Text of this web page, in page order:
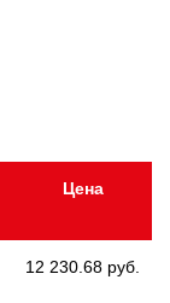
Цена
12 230.68 руб.